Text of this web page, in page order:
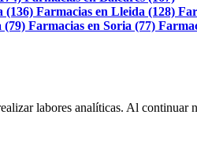
(136) Farmacias en Lleida (128)
(79) Farmacias en Soria (77)
labores analíticas. Al continuar